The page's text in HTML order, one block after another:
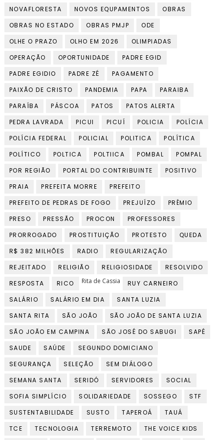
NOVAFLORESTA
NOVOS EQUPAMENTOS
OBRAS
OBRAS NO ESTADO
OBRAS PMJP
ODE
OLHE O PRAZO
OLHO EM 2026
OLIMPIADAS
OPERAÇÃO
OPORTUNIDADE
PADRE EGID
PADRE EGIDIO
PADRE ZÉ
PAGAMENTO
PAIXÃO DE CRISTO
PANDEMIA PAPA
PARAIBA
PARAÍBA
PÁSCOA PATOS
PATOS ALERTA
PEDRA LAVRADA
PICUI PICUÍ POLICIA
POLÍCIA
POLÍCIA FEDERAL
POLICIAL POLITICA
POLÍTICA
POLÍTICO
POLTICA POLTIICA POMBAL
POMPAL
POR REGIÃO
PORTAL DO CONTRIBUINTE
POSITIVO
PRAIA
PREFEITA MORRE
PREFEITO
PREFEITO DE PEDRAS DE FOGO
PREJUÍZO
PRÊMIO
PRESO
PRESSÃO PROCON
PROFESSORES
PRORROGADO
PROSTITUIÇÃO PROTESTO
QUEDA
R$ 382 MILHÕES
RADIO
REGULARIZAÇÃO
REJEITADO
RELIGIÃO RELIGIOSIDADE
RESOLVIDO
RESPOSTA
RICO Rita de Cassia
RUY CARNEIRO
SALÁRIO
SALÁRIO EM DIA
SANTA LUZIA
SANTA RITA
SÃO JOÃO
SÃO JOÃO DE SANTA LUZIA
SÃO JOÃO EM CAMPINA
SÃO JOSÉ DO SABUGI
SAPÉ
SAUDE
SAÚDE
SEGUNDO DOMICIANO
SEGURANÇA
SELEÇÃO
SEM DIÁLOGO
SEMANA SANTA
SERIDÓ SERVIDORES
SOCIAL
SOFIA SIMPLÍCIO
SOLIDARIEDADE SOSSEGO
STF
SUSTENTABILIDADE
SUSTO TAPEROÁ
TAUÁ
TCE
TECNOLOGIA TERREMOTO
THE VOICE KIDS